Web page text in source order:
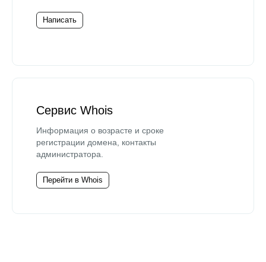
Написать
Сервис Whois
Информация о возрасте и сроке
регистрации домена, контакты
администратора.
Перейти в Whois